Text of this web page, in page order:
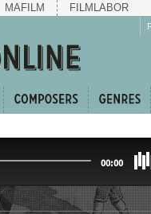
MAFILM FILMLABOR
00:00